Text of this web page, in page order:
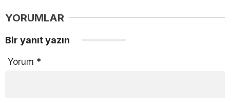
YORUMLAR
Bir yanıt yazın
Yorum *